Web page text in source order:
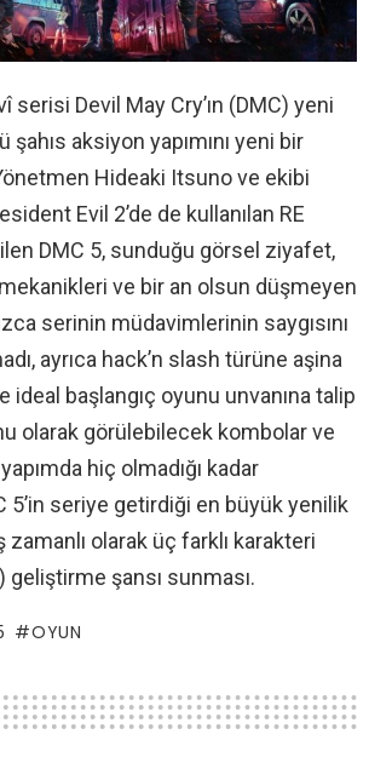
serisi Devil May Cry’ın (DMC) yeni
aksiyon yapımını yeni bir
Hideaki Itsuno ve ekibi
Evil 2’de de kullanılan RE
DMC 5, sunduğu görsel ziyafet,
ve bir an olsun düşmeyen
serinin müdavimlerinin saygısını
ayrıca hack’n slash türüne aşina
ideal başlangıç oyunu unvanına talip
olarak görülebilecek kombolar ve
hiç olmadığı kadar
5’in seriye getirdiği en büyük yenilik
olarak üç farklı karakteri
geliştirme şansı sunması.
OYUN